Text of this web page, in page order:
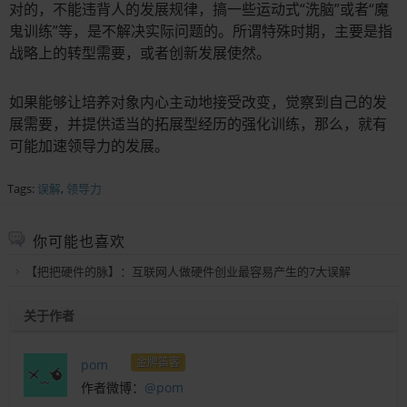
对的，不能违背人的发展规律，搞一些运动式“洗脑”或者“魔
鬼训练”等，是不解决实际问题的。所谓特殊时期，主要是指
战略上的转型需要，或者创新发展使然。
如果能够让培养对象内心主动地接受改变，觉察到自己的发
展需要，并提供适当的拓展型经历的强化训练，那么，就有
可能加速领导力的发展。
Tags: 误解, 领导力
你可能也喜欢
【把把硬件的脉】：互联网人做硬件创业最容易产生的7大误解
关于作者
pom 金牌笛客
作者微博： @pom